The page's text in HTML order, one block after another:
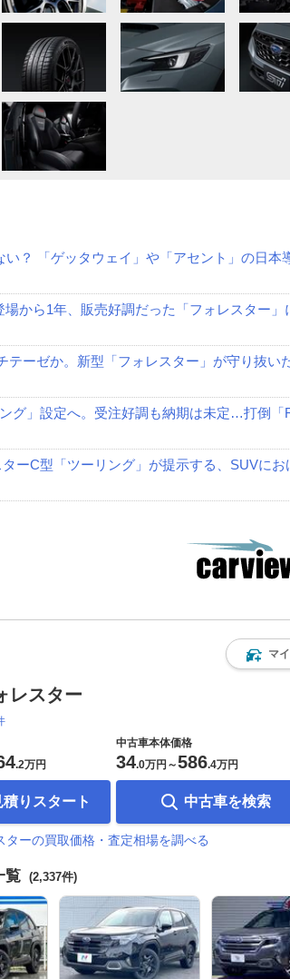
？ 「ゲッタウェイ」や「アセント」の日本
から1年、販売好調だった「フォレスター」
テーゼか。新型「フォレスター」が守り抜い
グ」設定へ。受注好調も納期は未定…打倒「
ーC型「ツーリング」が提示する、SUVにお
マ
レスター
.2万円
りスタート
中古車本体価格
34.0万円 ～586.4万円
中古車を検索
ターの買取価格・査定相場を調べる
覧 (2,337件)